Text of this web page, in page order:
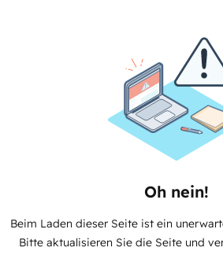
Oh nein!
Beim Laden dieser Seite ist ein
Bitte aktualisieren Sie die Seite und